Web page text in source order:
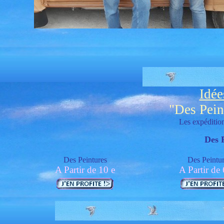
"Des
Les
Des
Des Peintures
A Partir de 10 e
Des
A Partir de